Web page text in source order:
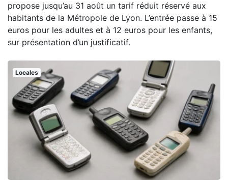
propose jusqu’au 31 août un tarif réduit réservé aux
habitants de la Métropole de Lyon. L’entrée passe à 15
euros pour les adultes et à 12 euros pour les enfants,
sur présentation d’un justificatif.
Locales